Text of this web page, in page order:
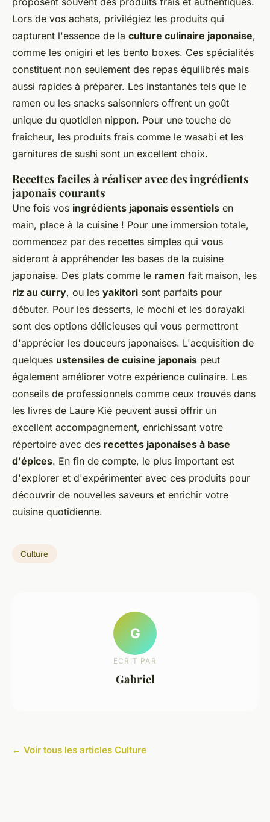
Lors de vos achats, privilégiez les produits qui
capturent l'essence de la culture culinaire japonaise,
comme les onigiri et les bento boxes. Ces spécialités
constituent non seulement des repas équilibrés mais
aussi rapides à préparer. Les instantanés tels que le
ramen ou les snacks saisonniers offrent un goût
unique du quotidien nippon. Pour une touche de
fraîcheur, les produits frais comme le wasabi et les
garnitures de sushi sont un excellent choix.
Recettes faciles à réaliser avec des ingrédients
japonais courants
Une fois vos ingrédients japonais essentiels en
main, place à la cuisine ! Pour une immersion totale,
commencez par des recettes simples qui vous
aideront à appréhender les bases de la cuisine
japonaise. Des plats comme le ramen fait maison, les
riz au curry, ou les yakitori sont parfaits pour
débuter. Pour les desserts, le mochi et les dorayaki
sont des options délicieuses qui vous permettront
d'apprécier les douceurs japonaises. L'acquisition de
quelques ustensiles de cuisine japonais peut
également améliorer votre expérience culinaire. Les
conseils de professionnels comme ceux trouvés dans
les livres de Laure Kié peuvent aussi offrir un
excellent accompagnement, enrichissant votre
répertoire avec des recettes japonaises à base
d'épices. En fin de compte, le plus important est
d'explorer et d'expérimenter avec ces produits pour
découvrir de nouvelles saveurs et enrichir votre
cuisine quotidienne.
Culture
G
ECRIT PAR
Gabriel
← Voir tous les articles Culture